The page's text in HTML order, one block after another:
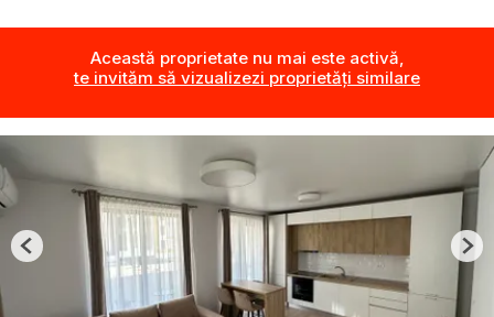
Această proprietate nu mai este activă,
te invităm să vizualizezi proprietăți similare
Previous